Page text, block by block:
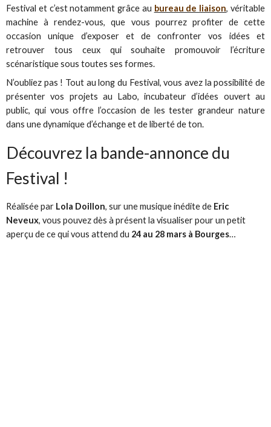
Festival et c’est notamment grâce au bureau de liaison, véritable
machine à rendez-vous, que vous pourrez profiter de cette
occasion unique d’exposer et de confronter vos idées et
retrouver tous ceux qui souhaite promouvoir l’écriture
scénaristique sous toutes ses formes.
N’oubliez pas ! Tout au long du Festival, vous avez la possibilité de
présenter vos projets au Labo, incubateur d’idées ouvert au
public, qui vous offre l’occasion de les tester grandeur nature
dans une dynamique d’échange et de liberté de ton.
Découvrez la bande-annonce du
Festival !
Réalisée par Lola Doillon, sur une musique inédite de Eric
Neveux, vous pouvez dès à présent la visualiser pour un petit
aperçu de ce qui vous attend du 24 au 28 mars à Bourges…